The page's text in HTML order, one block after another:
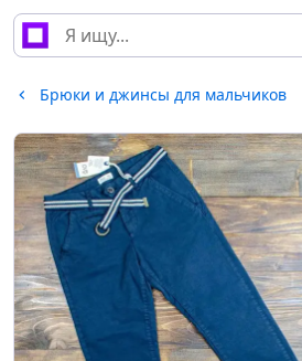
Брюки и джинсы для мальчиков